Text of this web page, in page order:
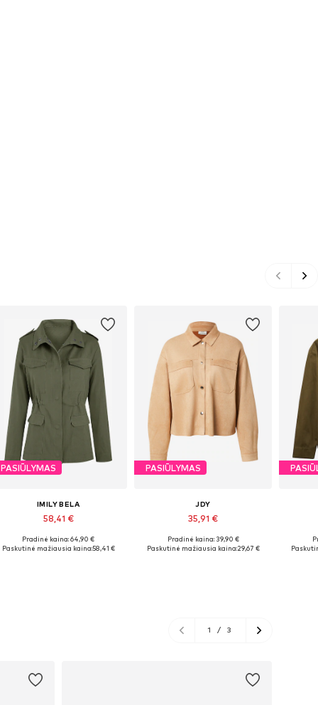
PASIŪLYMAS
IMILY BELA
58,41 €
Galimi dydžiai: S, M, XL
Pradinė kaina: 64,90 €
Paskutinė mažiausia kaina:58,41 €
PASIŪLYMAS
JDY
35,91 €
Galimi dydžiai: XS, S, M, L, XL
Pradinė kaina: 39,90 €
Paskutinė mažiausia kaina:29,67 €
1 / 3